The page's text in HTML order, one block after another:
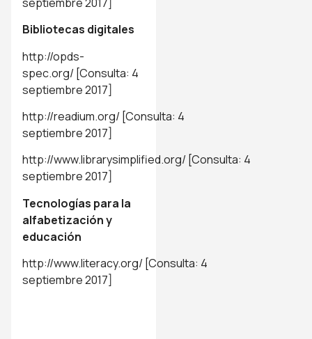
Bibliotecas digitales
http://opds-
spec.org/ [Consulta: 4
septiembre 2017]
http://readium.org/ [Consulta: 4
septiembre 2017]
http://www.librarysimplified.org/ [Consulta: 4
septiembre 2017]
Tecnologías para la
alfabetización y
educación
http://www.literacy.org/ [Consulta: 4
septiembre 2017]